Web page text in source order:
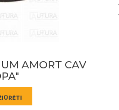
AMORT CAV